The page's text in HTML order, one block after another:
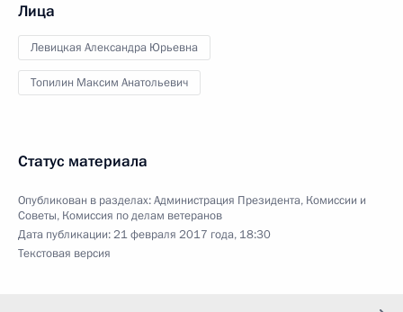
Лица
Левицкая Александра Юрьевна
Топилин Максим Анатольевич
Статус материала
Опубликован в разделах:Администрация Президента, Комиссии и
Советы, Комиссия по делам ветеранов
Дата публикации:21 февраля 2017 года, 18:30
Текстовая версия